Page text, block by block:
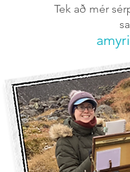
Tek að mér